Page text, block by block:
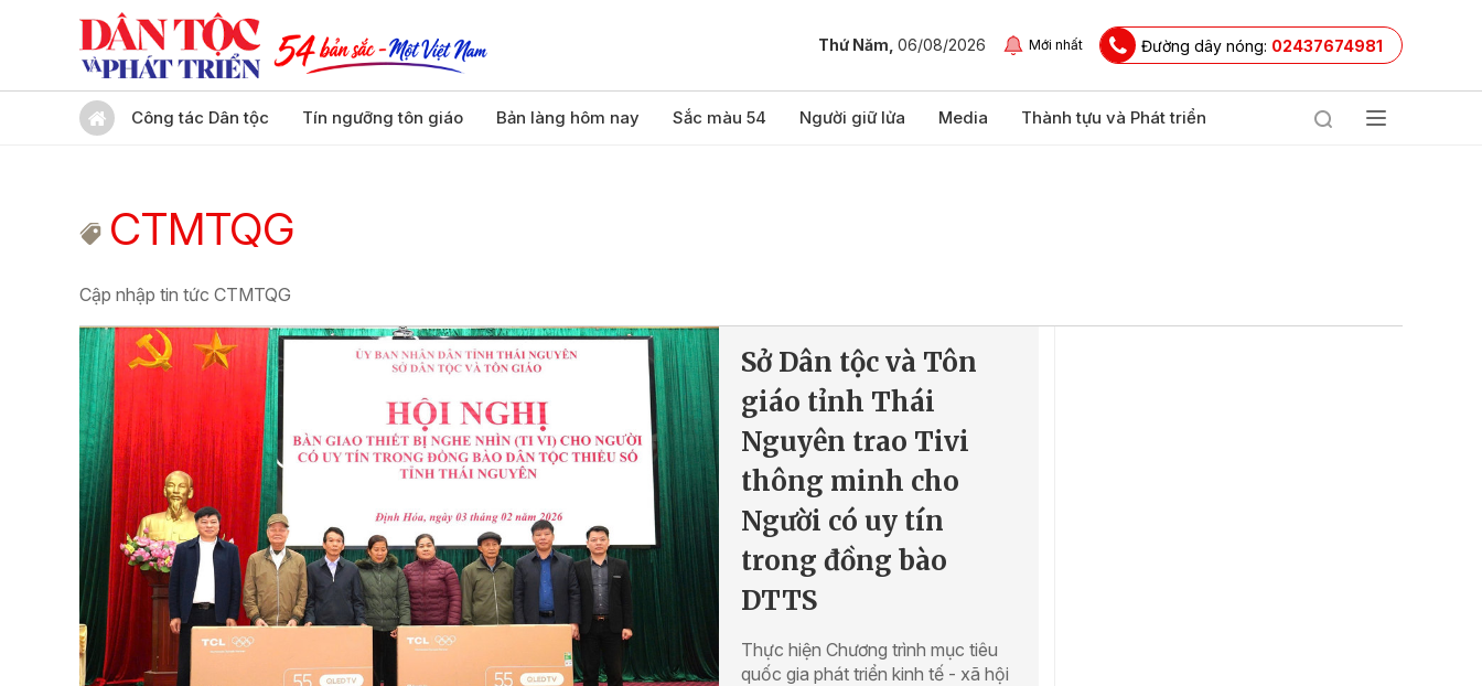
Thứ Năm, 06/08/2026 Mới nhất Đường dây nóng: 02437674981
Công tác Dân tộc Tín ngưỡng tôn giáo Bản làng hôm nay Sắc màu 54 Người giữ lửa Media Thành tựu và Phát triển
CTMTQG
Cập nhập tin tức CTMTQG
Sở Dân tộc và Tôn
giáo tỉnh Thái
Nguyên trao Tivi
thông minh cho
Người có uy tín
trong đồng bào
DTTS
Thực hiện Chương trình mục tiêu
quốc gia phát triển kinh tế - xã hội